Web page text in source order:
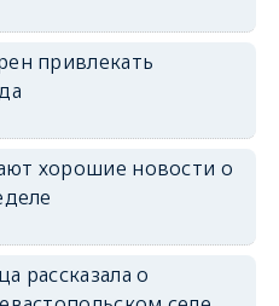
привлекать
хорошие новости о
рассказала о